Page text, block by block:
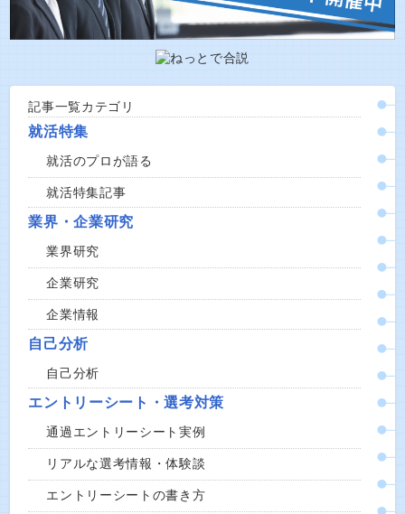
記事一覧カテゴリ
就活特集
就活のプロが語る
就活特集記事
業界・企業研究
業界研究
企業研究
企業情報
自己分析
自己分析
エントリーシート・選考対策
通過エントリーシート実例
リアルな選考情報・体験談
エントリーシートの書き方